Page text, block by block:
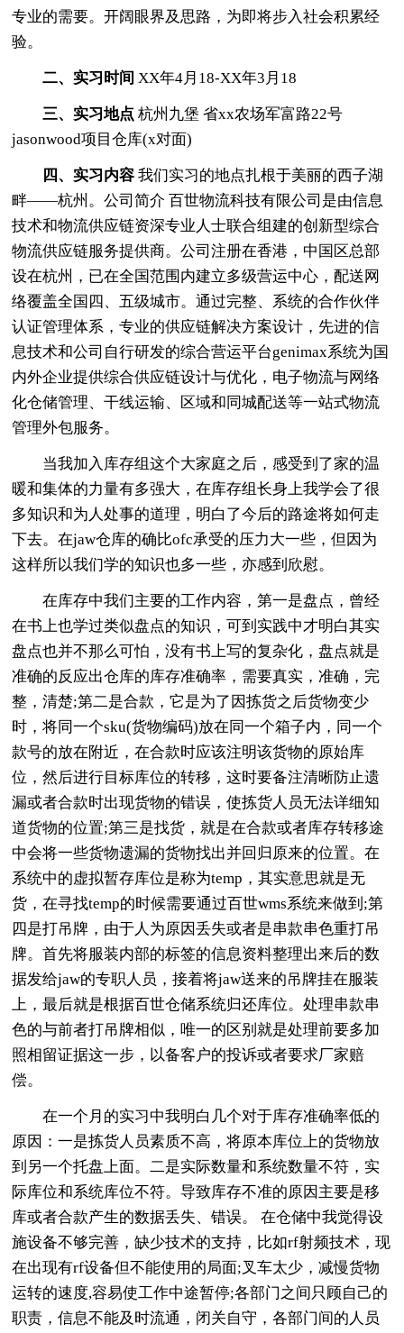
专业的需要。开阔眼界及思路，为即将步入社会积累经
验。
二、实习时间 XX年4月18-XX年3月18
三、实习地点 杭州九堡 省xx农场军富路22号
jasonwood项目仓库(x对面)
四、实习内容 我们实习的地点扎根于美丽的西子湖
畔——杭州。公司简介 百世物流科技有限公司是由信息
技术和物流供应链资深专业人士联合组建的创新型综合
物流供应链服务提供商。公司注册在香港，中国区总部
设在杭州，已在全国范围内建立多级营运中心，配送网
络覆盖全国四、五级城市。通过完整、系统的合作伙伴
认证管理体系，专业的供应链解决方案设计，先进的信
息技术和公司自行研发的综合营运平台genimax系统为国
内外企业提供综合供应链设计与优化，电子物流与网络
化仓储管理、干线运输、区域和同城配送等一站式物流
管理外包服务。
当我加入库存组这个大家庭之后，感受到了家的温
暖和集体的力量有多强大，在库存组长身上我学会了很
多知识和为人处事的道理，明白了今后的路途将如何走
下去。在jaw仓库的确比ofc承受的压力大一些，但因为
这样所以我们学的知识也多一些，亦感到欣慰。
在库存中我们主要的工作内容，第一是盘点，曾经
在书上也学过类似盘点的知识，可到实践中才明白其实
盘点也并不那么可怕，没有书上写的复杂化，盘点就是
准确的反应出仓库的库存准确率，需要真实，准确，完
整，清楚;第二是合款，它是为了因拣货之后货物变少
时，将同一个sku(货物编码)放在同一个箱子内，同一个
款号的放在附近，在合款时应该注明该货物的原始库
位，然后进行目标库位的转移，这时要备注清晰防止遗
漏或者合款时出现货物的错误，使拣货人员无法详细知
道货物的位置;第三是找货，就是在合款或者库存转移途
中会将一些货物遗漏的货物找出并回归原来的位置。在
系统中的虚拟暂存库位是称为temp，其实意思就是无
货，在寻找temp的时候需要通过百世wms系统来做到;第
四是打吊牌，由于人为原因丢失或者是串款串色重打吊
牌。首先将服装内部的标签的信息资料整理出来后的数
据发给jaw的专职人员，接着将jaw送来的吊牌挂在服装
上，最后就是根据百世仓储系统归还库位。处理串款串
色的与前者打吊牌相似，唯一的区别就是处理前要多加
照相留证据这一步，以备客户的投诉或者要求厂家赔
偿。
在一个月的实习中我明白几个对于库存准确率低的
原因：一是拣货人员素质不高，将原本库位上的货物放
到另一个托盘上面。二是实际数量和系统数量不符，实
际库位和系统库位不符。导致库存不准的原因主要是移
库或者合款产生的数据丢失、错误。 在仓储中我觉得设
施设备不够完善，缺少技术的支持，比如rf射频技术，现
在出现有rf设备但不能使用的局面;叉车太少，减慢货物
运转的速度,容易使工作中途暂停;各部门之间只顾自己的
职责，信息不能及时流通，闭关自守，各部门间的人员